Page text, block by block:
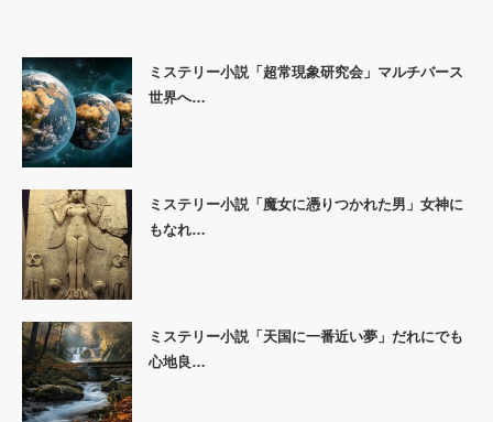
ミステリー小説「超常現象研究会」マルチバース
世界へ…
ミステリー小説「魔女に憑りつかれた男」女神に
もなれ…
ミステリー小説「天国に一番近い夢」だれにでも
心地良…